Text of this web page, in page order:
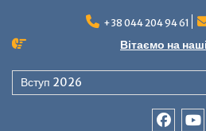
вмісту
+38 044 204 94 61
Вітаємо на
Вступ 2026